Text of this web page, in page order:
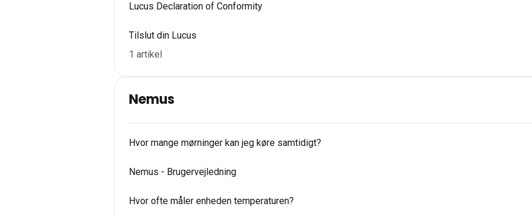
Lucus Declaration of Conformity
Tilslut din Lucus
1 artikel
Nemus
Hvor mange mørninger kan jeg køre samtidigt?
Nemus - Brugervejledning
Hvor ofte måler enheden temperaturen?